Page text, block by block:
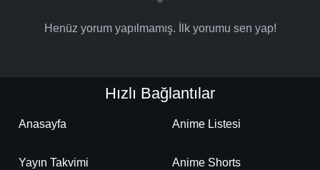
Henüz yorum yapılmamış. İlk yorumu sen yap!
Hızlı Bağlantılar
Anasayfa Anime Listesi
Yayın Takvimi Anime Shorts